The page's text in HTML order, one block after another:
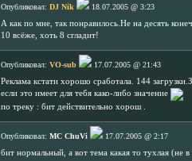
Опубликовал: DJ Nik
18.07.2005 @ 3:23
А как по мне, так понравилось.Не на десять
10 всёже, хоть 8 сгладит!
Опубликовал: VO-sub
17.07.2005 @ 21:43
Реклама кстати хорошо сработала. 144
если это имеет для тебя како-либо значение
по треку : бит действительно хорош .
Опубликовал: MC ChuVi
17.07.2005 @ 2:17
бит нормальный, а вот тема какая то тухлая